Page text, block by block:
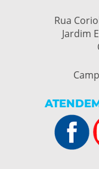
Rua
Jardim